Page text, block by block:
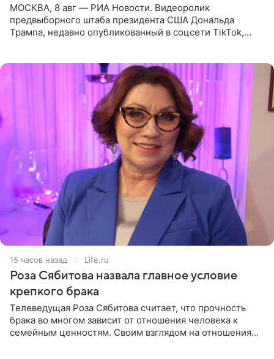
МОСКВА, 8 авг — РИА Новости. Видеоролик
предвыборного штаба президента США Дональда
Трампа, недавно опубликованный в соцсети TikTok,
15 часов назад Life.ru
Роза Сябитова назвала главное условие
крепкого брака
Телеведущая Роза Сябитова считает, что прочность
брака во многом зависит от отношения человека к
семейным ценностям. Своим взглядом на отношения